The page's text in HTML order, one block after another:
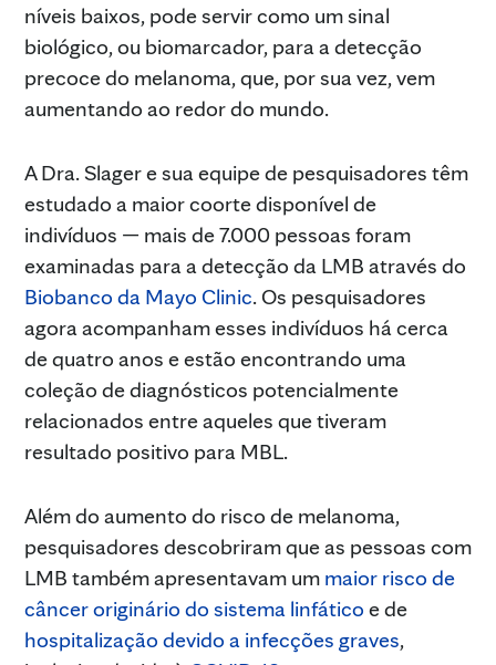
níveis baixos, pode servir como um sinal
biológico, ou biomarcador, para a detecção
precoce do melanoma, que, por sua vez, vem
aumentando ao redor do mundo.
A Dra. Slager e sua equipe de pesquisadores têm
estudado a maior coorte disponível de
indivíduos — mais de 7.000 pessoas foram
examinadas para a detecção da LMB através do
Biobanco da Mayo Clinic. Os pesquisadores
agora acompanham esses indivíduos há cerca
de quatro anos e estão encontrando uma
coleção de diagnósticos potencialmente
relacionados entre aqueles que tiveram
resultado positivo para MBL.
Além do aumento do risco de melanoma,
pesquisadores descobriram que as pessoas com
LMB também apresentavam um maior risco de
câncer originário do sistema linfático e de
hospitalização devido a infecções graves,